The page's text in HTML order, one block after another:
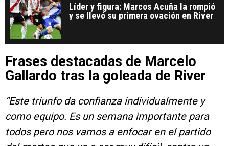
Líder y figura: Marcos Acuña la rompió
y se llevó su primera ovación en River
Frases destacadas de Marcelo
Gallardo tras la goleada de River
“Este triunfo da confianza individualmente y
como equipo. Es un semana importante para
todos pero nos vamos a enfocar en el partido